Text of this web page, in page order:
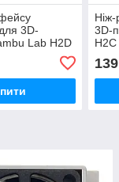
3D-
Lab H2D
DLB024)
Ніж-
3D-
H2C
139